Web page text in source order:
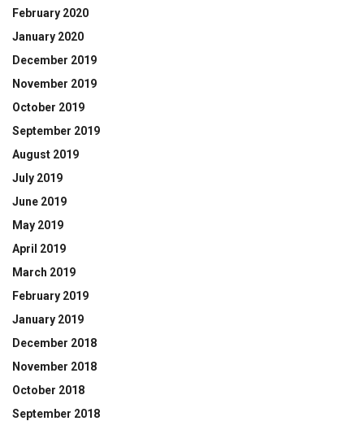
February 2020
January 2020
December 2019
November 2019
October 2019
September 2019
August 2019
July 2019
June 2019
May 2019
April 2019
March 2019
February 2019
January 2019
December 2018
November 2018
October 2018
September 2018